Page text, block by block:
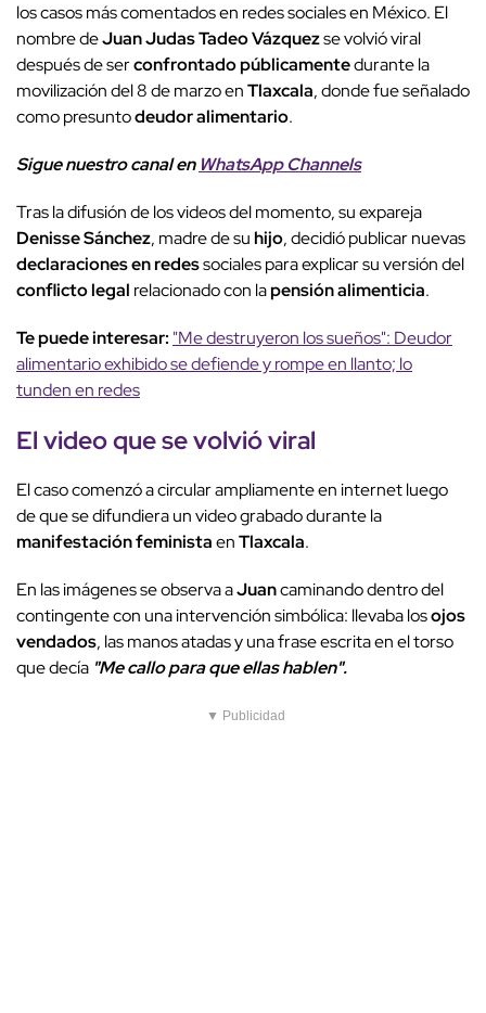
los casos más comentados en redes sociales en México. El
nombre deJuan Judas Tadeo Vázquezse volvió viral
después de serconfrontado públicamentedurante la
movilización del 8 de marzo enTlaxcala, donde fue señalado
como presuntodeudor alimentario.
Sigue nuestro canal en WhatsApp Channels
Tras la difusión de los videos del momento, su expareja
Denisse Sánchez, madre de suhijo, decidió publicar nuevas
declaraciones en redessociales para explicar su versión del
conflicto legal relacionado con lapensión alimenticia.
Te puede interesar: "Me destruyeron los sueños": Deudor
alimentario exhibido se defiende y rompe en llanto; lo
tunden en redes
El video que se volvió viral
El caso comenzó a circular ampliamente en internet luego
de que se difundiera un video grabado durante la
manifestación feministaenTlaxcala.
En las imágenes se observa aJuancaminando dentro del
contingente con una intervención simbólica: llevaba losojos
vendados, las manos atadas y una frase escrita en el torso
que decía "Me callo para que ellas hablen".
▼ Publicidad